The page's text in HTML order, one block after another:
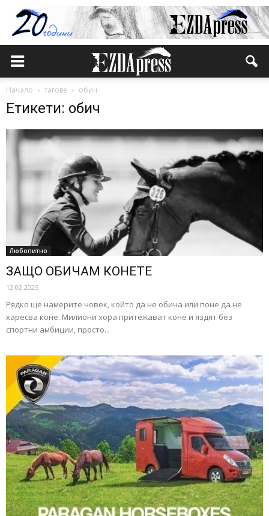
Начало тагове обич
Етикети: обич
Любопитно
ЗАЩО ОБИЧАМ КОНЕТЕ
12.02.2025
Рядко ще намерите човек, който да не обича или поне да не
харесва коне. Милиони хора притежават коне и яздят без
спортни амбиции, просто...